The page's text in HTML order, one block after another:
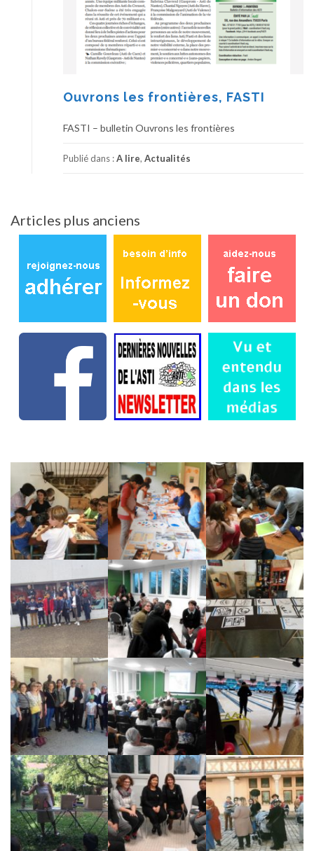
Ouvrons les frontières, FASTI
FASTI – bulletin Ouvrons les frontières
Publié dans :A lire, Actualités
Navigation
des
Articles plus anciens